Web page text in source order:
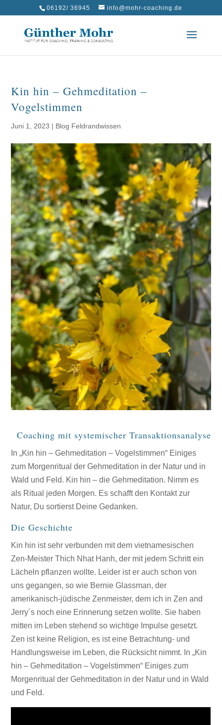
06192/ 36945 info@mohr-coaching.de
Kin hin – Gehmeditation –
Vogelstimmen
Juni 1, 2023 | Blog Feldrandwissen
Coaching mit systemischer Transaktionsanalyse
In „Kin hin – Gehmeditation – Vogelstimmen“ Einiges
zum Morgenritual der Gehmeditation in der Natur und in
Wald und Feld. Kin hin – die Gehmeditation. Nimm es
als Ritual jeden Morgen. Es schafft den Kontakt zur
Natur, Du sortierst Deine Gedanken.
Die Geschichte
Kin hin ist sehr verbunden mit dem vietnamesischen
Zen-Meister Thich Nhat Hanh, der mit jedem Schritt ein
Lächeln pflanzen wollte. Leider ist er auch schon von
uns gegangen, so wie Bernie Glassman, der
amerikanisch-jüdische Zenmeister, dem ich in Zen and
Jerry´s noch eine Erinnerung setzen wollte. Sie haben
mitten im Leben stehend so wichtige Impulse gesetzt.
Zen ist keine Religion, es ist eine Betrachtung- und
Handlungsweise im Leben, die Rücksicht nimmt. In „Kin
hin – Gehmeditation – Vogelstimmen“ Einiges zum
Morgenritual der Gehmeditation in der Natur und in Wald
und Feld.